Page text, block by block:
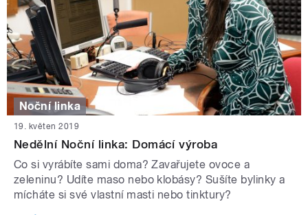
Noční linka
19. květen 2019
Nedělní Noční linka: Domácí výroba
Co si vyrábíte sami doma? Zavařujete ovoce a
zeleninu? Udíte maso nebo klobásy? Sušíte bylinky a
mícháte si své vlastní masti nebo tinktury?